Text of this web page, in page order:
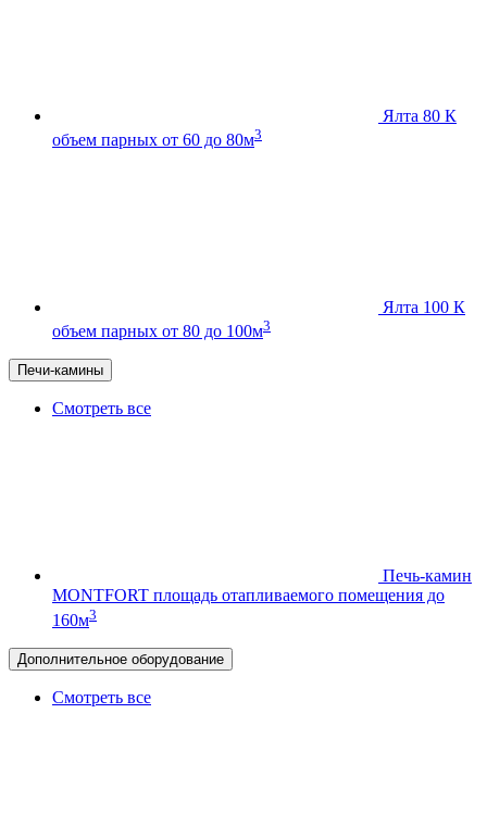
Ялта 80 К
объем парных от 60 до 80м3
Ялта 100 К
объем парных от 80 до 100м3
Печи-камины
Смотреть все
Печь-камин
MONTFORT площадь отапливаемого помещения до
160м3
Дополнительное оборудование
Смотреть все